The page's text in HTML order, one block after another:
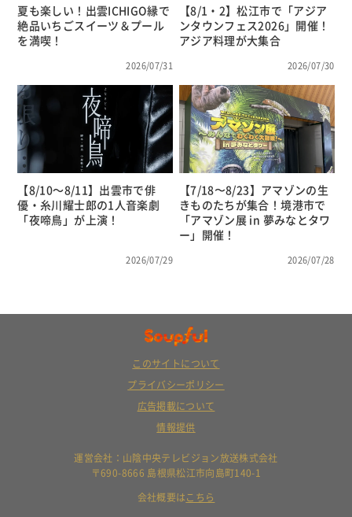
夏も楽しい！出雲ICHIGO縁で
絶品いちごスイーツ＆プール
を満喫！
2026/07/31
【8/1・2】松江市で「アジア
ンタウンフェス2026」開催！
アジア料理が大集合
2026/07/30
【8/10～8/11】出雲市で俳
優・糸川耀士郎の1人音楽劇
「夜啼鳥」が上演！
2026/07/29
【7/18〜8/23】アマゾンの生
きものたちが集合！境港市で
「アマゾン展 in 夢みなとタワ
ー」開催！
2026/07/28
このサイトについて
プライバシーポリシー
広告掲載について
情報提供
運営会社：山陰中央テレビジョン放送株式会社
〒690-8666 島根県松江市向島町140-1
会社概要はこちら